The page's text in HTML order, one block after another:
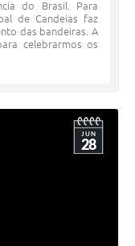
do Brasil. Para
de Candeias faz
das bandeiras. A
celebrarmos os
JUN
28